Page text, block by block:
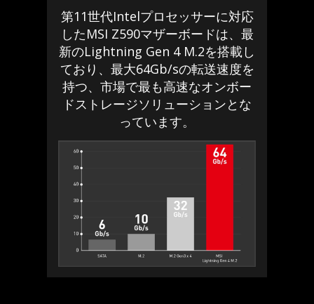
第11世代Intelプロセッサーに対応
したMSI Z590マザーボードは、最
新のLightning Gen 4 M.2を搭載し
ており、最大64Gb/sの転送速度を
持つ、市場で最も高速なオンボー
ドストレージソリューションとな
っています。